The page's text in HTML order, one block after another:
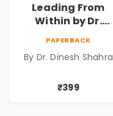
Leading From
Within by Dr.
Personal Growth
PAPERBACK
By Dr. Dinesh Shahra
₹399